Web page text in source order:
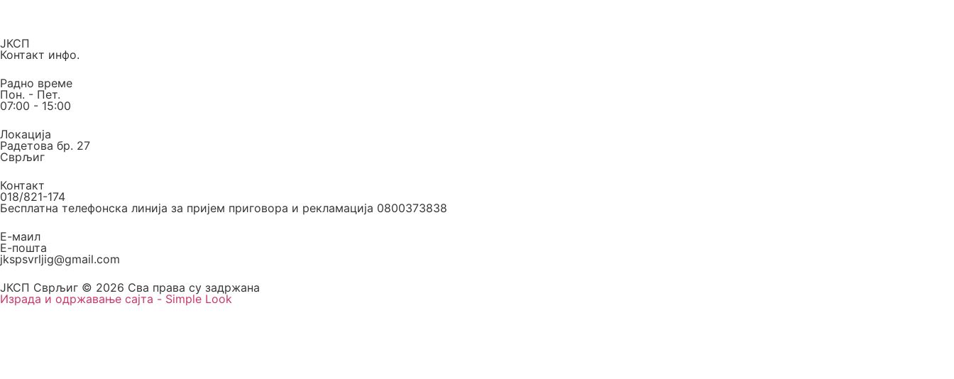
ЈКСП
Контакт инфо.
Радно време
Пон. - Пет.
07:00 - 15:00
Локација
Радетова бр. 27
Сврљиг
Контакт
018/821-174
Бесплатна телефонска линија за пријем приговора и рекламација 0800373838
Е-маил
Е-пошта
jkspsvrljig@gmail.com
ЈКСП Сврљиг © 2026 Сва права су задржана
Израда и одржавање сајта - Simple Look